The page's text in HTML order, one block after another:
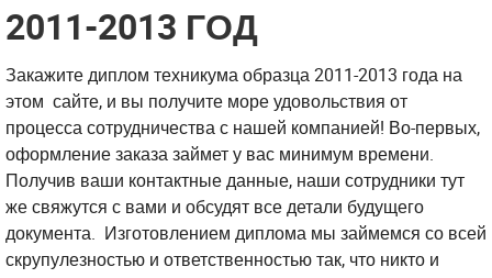
2011-2013 ГОД
Закажите диплом техникума образца 2011-2013 года на
этом сайте, и вы получите море удовольствия от
процесса сотрудничества с нашей компанией! Во-первых,
оформление заказа займет у вас минимум времени.
Получив ваши контактные данные, наши сотрудники тут
же свяжутся с вами и обсудят все детали будущего
документа. Изготовлением диплома мы займемся со всей
скрупулезностью и ответственностью так, что никто и